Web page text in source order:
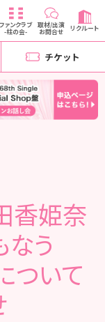
ファンクラブ
-柱の会-
取材/出演
お問合せ リクルート
チケット
香姫奈
う
ついて